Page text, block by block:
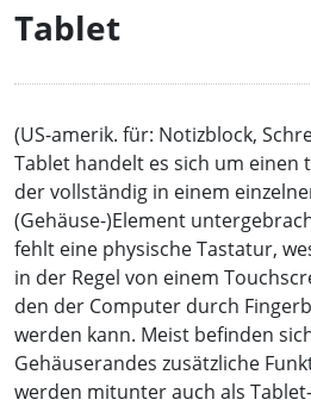
Tablet
(US-amerik. für: Notizblock,
Tablet handelt es sich um einen
der vollständig in einem
(Gehäuse-)Element
fehlt eine physische Tastatur,
in der Regel von einem
den der Computer durch
werden kann. Meist befinden
Gehäuserandes zusätzliche
werden mitunter auch als